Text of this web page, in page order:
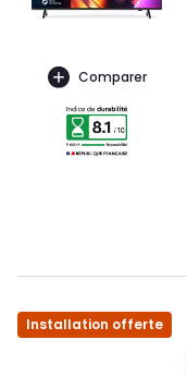
Comparer
Installation offerte